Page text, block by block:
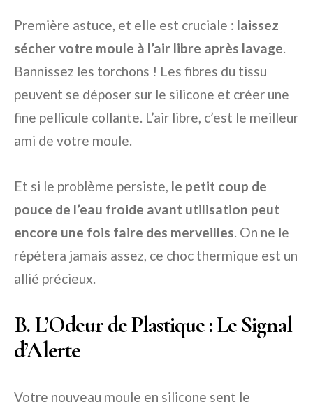
Première astuce, et elle est cruciale : laissez
sécher votre moule à l’air libre après lavage
Bannissez les torchons ! Les fibres du tissu
peuvent se déposer sur le silicone et créer une
fine pellicule collante. L’air libre, c’est le meilleur
ami de votre moule.
Et si le problème persiste, le petit coup de
pouce de l’eau froide avant utilisation peut
encore une fois faire des merveilles . On ne le
répétera jamais assez, ce choc thermique est un
allié précieux.
B. L’Odeur de Plastique : Le Signal
d’Alerte
Votre nouveau moule en silicone sent le